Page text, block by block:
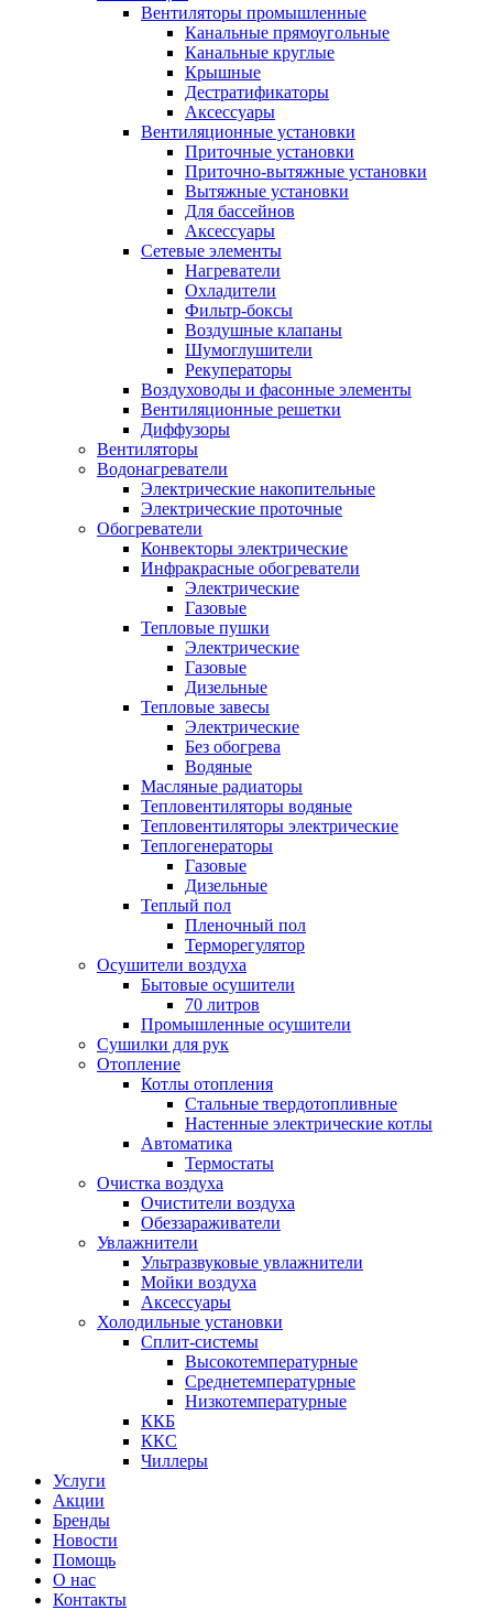
Вентиляторы промышленные
Канальные прямоугольные
Канальные круглые
Крышные
Дестратификаторы
Аксессуары
Вентиляционные установки
Приточные установки
Приточно-вытяжные установки
Вытяжные установки
Для бассейнов
Аксессуары
Сетевые элементы
Нагреватели
Охладители
Фильтр-боксы
Воздушные клапаны
Шумоглушители
Рекуператоры
Воздуховоды и фасонные элементы
Вентиляционные решетки
Диффузоры
Вентиляторы
Водонагреватели
Электрические накопительные
Электрические проточные
Обогреватели
Конвекторы электрические
Инфракрасные обогреватели
Электрические
Газовые
Тепловые пушки
Электрические
Газовые
Дизельные
Тепловые завесы
Электрические
Без обогрева
Водяные
Масляные радиаторы
Тепловентиляторы водяные
Тепловентиляторы электрические
Теплогенераторы
Газовые
Дизельные
Теплый пол
Пленочный пол
Терморегулятор
Осушители воздуха
Бытовые осушители
70 литров
Промышленные осушители
Сушилки для рук
Отопление
Котлы отопления
Стальные твердотопливные
Настенные электрические котлы
Автоматика
Термостаты
Очистка воздуха
Очистители воздуха
Обеззараживатели
Увлажнители
Ультразвуковые увлажнители
Мойки воздуха
Аксессуары
Холодильные установки
Сплит-системы
Высокотемпературные
Среднетемпературные
Низкотемпературные
ККБ
ККС
Чиллеры
Услуги
Акции
Бренды
Новости
Помощь
О нас
Контакты